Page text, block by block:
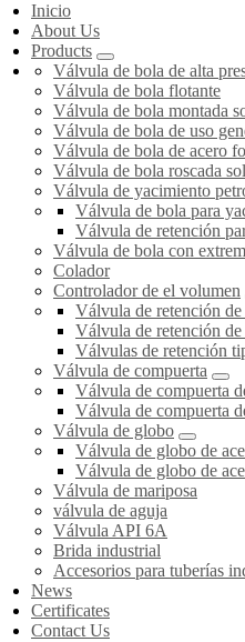
Inicio
About Us
Products
Válvula de bola de alta
Válvula de bola flotante
Válvula de bola montada
Válvula de bola de uso
Válvula de bola de acero
Válvula de bola roscada
Válvula de yacimiento
Válvula de bola para
Válvula de retención
Válvula de bola con
Colador
Controlador de el volumen
Válvula de retención
Válvula de retención
Válvulas de retención
Válvula de compuerta
Válvula de compuerta
Válvula de compuerta
Válvula de globo
Válvula de globo de
Válvula de globo de
Válvula de mariposa
válvula de aguja
Válvula API 6A
Brida industrial
Accesorios para tuberías
News
Certificates
Contact Us